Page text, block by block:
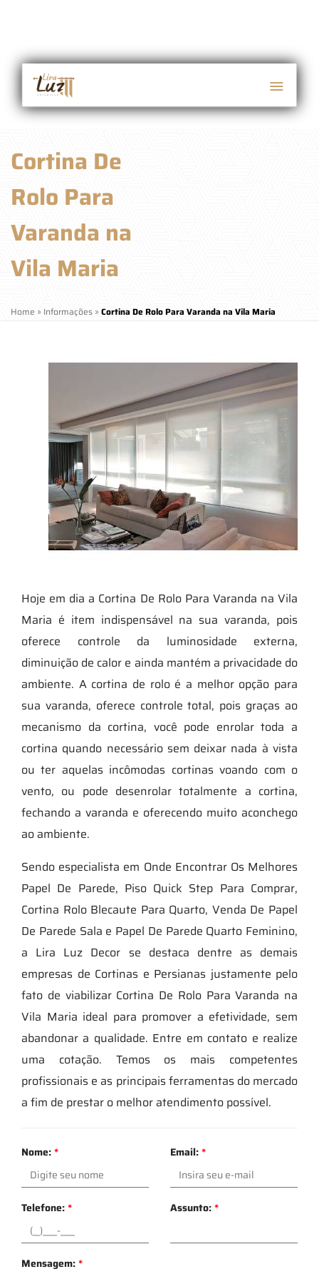
Cortina De
Rolo Para
Varanda na
Vila Maria
Home » Informações » Cortina De Rolo Para Varanda na Vila Maria
Hoje em dia a Cortina De Rolo Para Varanda na Vila
Maria é item indispensável na sua varanda, pois
oferece controle da luminosidade externa,
diminuição de calor e ainda mantém a privacidade do
ambiente. A cortina de rolo é a melhor opção para
sua varanda, oferece controle total, pois graças ao
mecanismo da cortina, você pode enrolar toda a
cortina quando necessário sem deixar nada à vista
ou ter aquelas incômodas cortinas voando com o
vento, ou pode desenrolar totalmente a cortina,
fechando a varanda e oferecendo muito aconchego
ao ambiente.
Sendo especialista em Onde Encontrar Os Melhores
Papel De Parede, Piso Quick Step Para Comprar,
Cortina Rolo Blecaute Para Quarto, Venda De Papel
De Parede Sala e Papel De Parede Quarto Feminino,
a Lira Luz Decor se destaca dentre as demais
empresas de Cortinas e Persianas justamente pelo
fato de viabilizar Cortina De Rolo Para Varanda na
Vila Maria ideal para promover a efetividade, sem
abandonar a qualidade. Entre em contato e realize
uma cotação. Temos os mais competentes
profissionais e as principais ferramentas do mercado
a fim de prestar o melhor atendimento possível.
Nome:* Email:*
Telefone:* Assunto:*
Mensagem:*